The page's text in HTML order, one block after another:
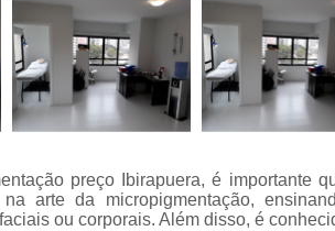
preço Ibirapuera, é importante
arte da micropigmentação,
ou corporais. Além disso, é